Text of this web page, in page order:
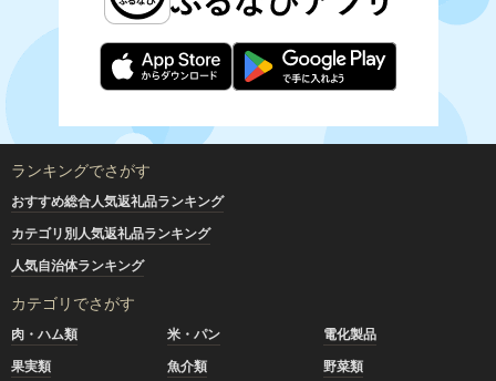
ランキングでさがす
おすすめ総合人気返礼品ランキング
カテゴリ別人気返礼品ランキング
人気自治体ランキング
カテゴリでさがす
肉・ハム類 米・パン
電化製品
果実類
魚介類
野菜類